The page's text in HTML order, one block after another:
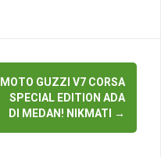
MOTO GUZZI V7 CORSA
SPECIAL EDITION ADA
DI MEDAN! NIKMATI →